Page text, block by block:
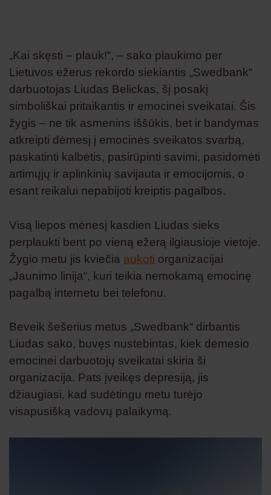
„Kai skęsti – plauk!“, – sako plaukimo per
Lietuvos ežerus rekordo siekiantis „Swedbank“
darbuotojas Liudas Belickas, šį posakį
simboliškai pritaikantis ir emocinei sveikatai. Šis
žygis – ne tik asmenins iššūkis, bet ir bandymas
atkreipti dėmesį į emocinės sveikatos svarbą,
paskatinti kalbėtis, pasirūpinti savimi, pasidomėti
artimųjų ir aplinkinių savijauta ir emocijomis, o
esant reikalui nepabijoti kreiptis pagalbos.
Visą liepos mėnesį kasdien Liudas sieks
perplaukti bent po vieną ežerą ilgiausioje vietoje.
Žygio metu jis kviečia aukoti organizacijai
„Jaunimo linija“, kuri teikia nemokamą emocinę
pagalbą internetu bei telefonu.
Beveik šešerius metus „Swedbank“ dirbantis
Liudas sako, buvęs nustebintas, kiek dėmesio
emocinei darbuotojų sveikatai skiria ši
organizacija. Pats įveikęs depresiją, jis
džiaugiasi, kad sudėtingu metu turėjo
visapusišką vadovų palaikymą.